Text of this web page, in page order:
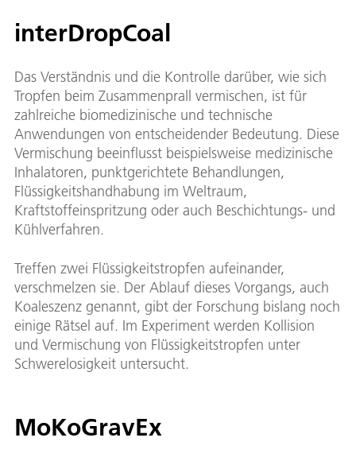
interDropCoal
Das Verständnis und die Kontrolle darüber, wie sich
Tropfen beim Zusammenprall vermischen, ist für
zahlreiche biomedizinische und technische
Anwendungen von entscheidender Bedeutung. Diese
Vermischung beeinflusst beispielsweise medizinische
Inhalatoren, punktgerichtete Behandlungen,
Flüssigkeitshandhabung im Weltraum,
Kraftstoffeinspritzung oder auch Beschichtungs- und
Kühlverfahren.
Treffen zwei Flüssigkeitstropfen aufeinander,
verschmelzen sie. Der Ablauf dieses Vorgangs, auch
Koaleszenz genannt, gibt der Forschung bislang noch
einige Rätsel auf. Im Experiment werden Kollision
und Vermischung von Flüssigkeitstropfen unter
Schwerelosigkeit untersucht.
MoKoGravEx